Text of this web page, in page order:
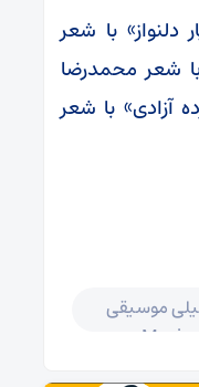
با شعر
شعر محمدرضا
آزادی» با شعر
موسیقی